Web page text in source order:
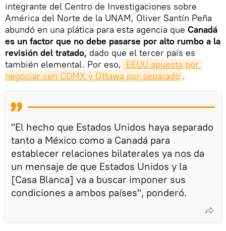
integrante del Centro de Investigaciones sobre
América del Norte de la UNAM, Oliver Santín Peña
abundó en una plática para esta agencia que Canadá
es un factor que no debe pasarse por alto rumbo a la
revisión del tratado, dado que el tercer país es
también elemental. Por eso, EEUU apuesta por
negociar con CDMX y Ottawa por separado .
"El hecho que Estados Unidos haya separado
tanto a México como a Canadá para
establecer relaciones bilaterales ya nos da
un mensaje de que Estados Unidos y la
[Casa Blanca] va a buscar imponer sus
condiciones a ambos países", ponderó.